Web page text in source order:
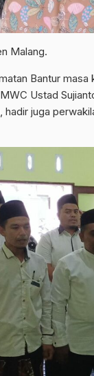
Malang.
Bantur
Ustad
hadir juga